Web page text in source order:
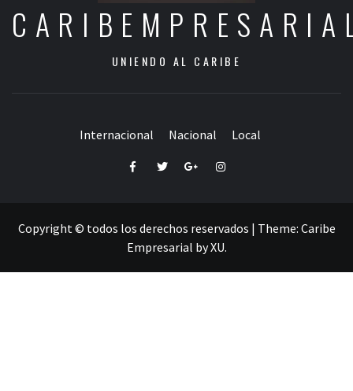
UNIENDO AL CARIBE
Internacional Nacional Local
FacebookTwitterGoogle+Instagram
Copyright © todos los derechos reservados | Theme: Caribe
Empresarial byXU.